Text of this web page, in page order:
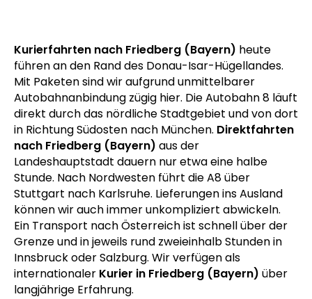
Kurierfahrten nach Friedberg (Bayern) heute
führen an den Rand des Donau-Isar-Hügellandes.
Mit Paketen sind wir aufgrund unmittelbarer
Autobahnanbindung zügig hier. Die Autobahn 8 läuft
direkt durch das nördliche Stadtgebiet und von dort
in Richtung Südosten nach München. Direktfahrten
nach Friedberg (Bayern) aus der
Landeshauptstadt dauern nur etwa eine halbe
Stunde. Nach Nordwesten führt die A8 über
Stuttgart nach Karlsruhe. Lieferungen ins Ausland
können wir auch immer unkompliziert abwickeln.
Ein Transport nach Österreich ist schnell über der
Grenze und in jeweils rund zweieinhalb Stunden in
Innsbruck oder Salzburg. Wir verfügen als
internationaler Kurier in Friedberg (Bayern) über
langjährige Erfahrung.